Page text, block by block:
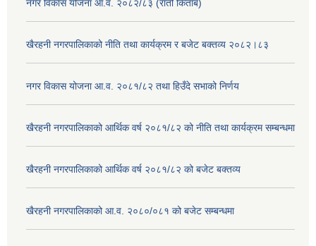
नगर विकास योजना आ.व. २०८२/८३ (रातो किताब)
खैरहनी नगरपालिकाको नीति तथा कार्यक्रम र बजेट बक्तव्य २०८२।८३
नगर विकास योजना आ.व. २०८१/८२ तथा हिउँदे सभाको निर्णय
खैरहनी नगरपालिकाको आर्थिक वर्ष २०८१/८२ को नीति तथा कार्यक्रम सम्बन्धमा
खैरहनी नगरपालिकाको आर्थिक वर्ष २०८१/८२ को बजेट बक्तव्य
खैरहनी नगरपालिकाको आ.व. २०८०/०८१ को बजेट सम्बन्धमा